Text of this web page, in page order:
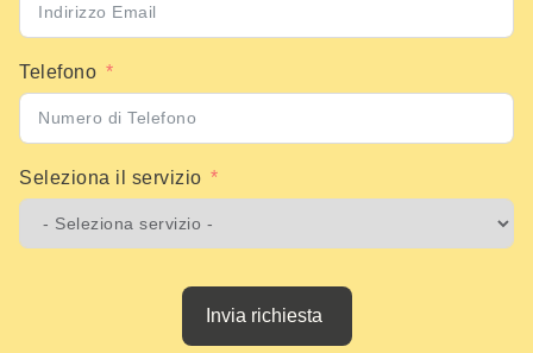
Telefono
Seleziona il servizio
Invia richiesta